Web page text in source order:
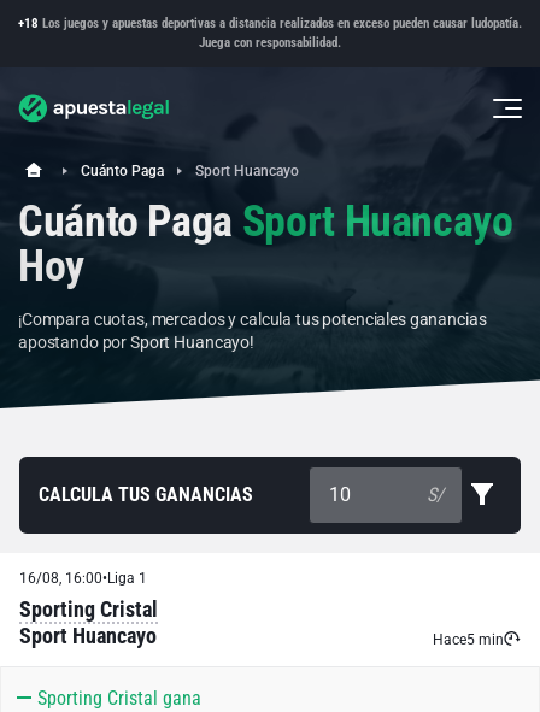
+18 Los juegos y apuestas deportivas a distancia realizados en exceso pueden causar ludopatía.
Juega con responsabilidad.
Cuánto Paga Sport Huancayo
Cuánto Paga Sport Huancayo
Hoy
¡Compara cuotas, mercados y calcula tus potenciales ganancias
apostando por Sport Huancayo!
CALCULA TUS GANANCIAS S/
Hace5 min
16/08, 16:00•Liga 1
Sporting Cristal
Sport Huancayo
Sporting Cristal gana